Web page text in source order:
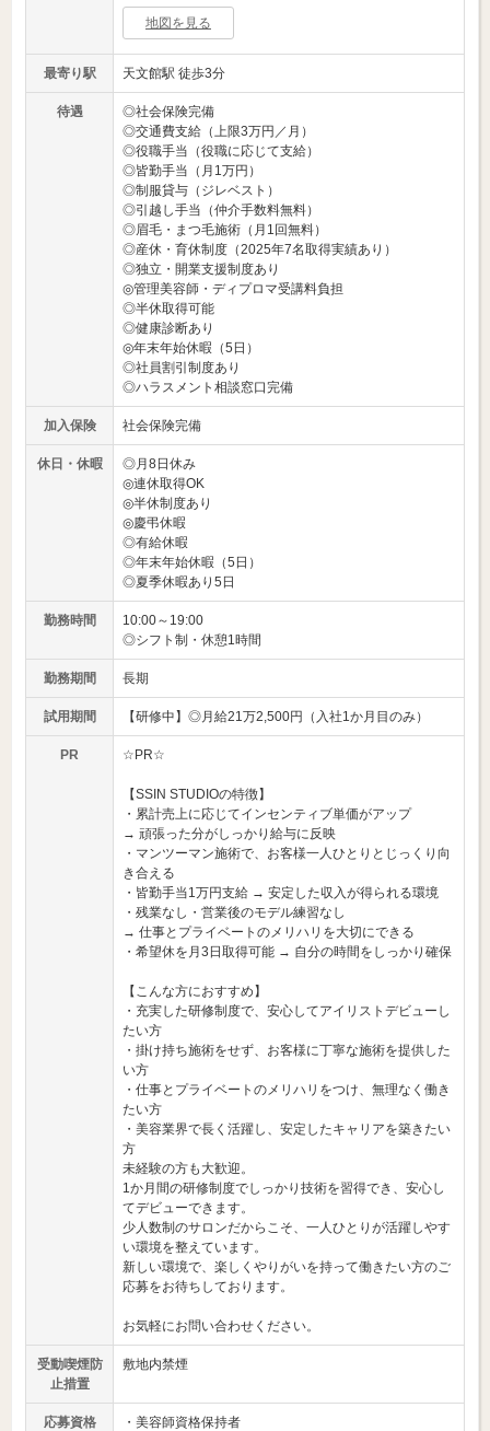
地図を見る
最寄り駅 天文館駅 徒歩3分
待遇
◎社会保険完備
◎交通費支給（上限3万円／月）
◎役職手当（役職に応じて支給）
◎皆勤手当（月1万円）
◎制服貸与（ジレベスト）
◎引越し手当（仲介手数料無料）
◎眉毛・まつ毛施術（月1回無料）
◎産休・育休制度（2025年7名取得実績あり）
◎独立・開業支援制度あり
◎管理美容師・ディプロマ受講料負担
◎半休取得可能
◎健康診断あり
◎年末年始休暇（5日）
◎社員割引制度あり
◎ハラスメント相談窓口完備
加入保険 社会保険完備
休日・休暇
◎月8日休み
◎連休取得OK
◎半休制度あり
◎慶弔休暇
◎有給休暇
◎年末年始休暇（5日）
◎夏季休暇あり5日
勤務時間
10:00～19:00
◎シフト制・休憩1時間
勤務期間 長期
試用期間 【研修中】◎月給21万2,500円（入社1か月目のみ）
PR ☆PR☆
【SSIN STUDIOの特徴】
・累計売上に応じてインセンティブ単価がアップ
→ 頑張った分がしっかり給与に反映
・マンツーマン施術で、お客様一人ひとりとじっくり向
き合える
・皆勤手当1万円支給 → 安定した収入が得られる環境
・残業なし・営業後のモデル練習なし
→ 仕事とプライベートのメリハリを大切にできる
・希望休を月3日取得可能 → 自分の時間をしっかり確保
【こんな方におすすめ】
・充実した研修制度で、安心してアイリストデビューし
たい方
・掛け持ち施術をせず、お客様に丁寧な施術を提供した
い方
・仕事とプライベートのメリハリをつけ、無理なく働き
たい方
・美容業界で長く活躍し、安定したキャリアを築きたい
方
未経験の方も大歓迎。
1か月間の研修制度でしっかり技術を習得でき、安心し
てデビューできます。
少人数制のサロンだからこそ、一人ひとりが活躍しやす
い環境を整えています。
新しい環境で、楽しくやりがいを持って働きたい方のご
応募をお待ちしております。
お気軽にお問い合わせください。
受動喫煙防
止措置
敷地内禁煙
応募資格
・美容師資格保持者